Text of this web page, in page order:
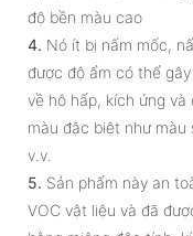
độ bền màu cao
4. Nó ít bị nấm mốc,
được độ ẩm có thể
về hô hấp, kích ứng
màu đặc biệt như màu
v.v.
5. Sản phẩm này an
VOC vật liệu và đã